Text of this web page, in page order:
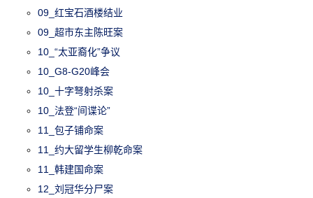
09_红宝石酒楼结业
09_超市东主陈旺案
10_“太亚裔化”争议
10_G8-G20峰会
10_十字弩射杀案
10_法登“间谍论”
11_包子铺命案
11_约大留学生柳乾命案
11_韩建国命案
12_刘冠华分尸案